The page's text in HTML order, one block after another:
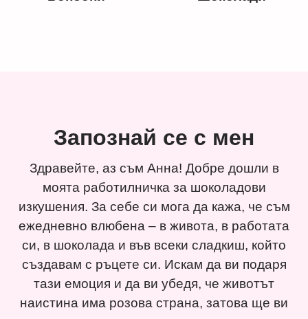
Запознай се с мен
Здравейте, аз съм Анна! Добре дошли в
моята работилничка за шоколадови
изкушения. За себе си мога да кажа, че съм
ежедневно влюбена – в живота, в работата
си, в шоколада и във всеки сладкиш, който
създавам с ръцете си. Искам да ви подаря
тази емоция и да ви убедя, че животът
наистина има розова страна, затова ще ви